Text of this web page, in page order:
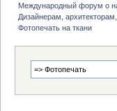
Международный форум о
Дизайнерам,
Фотопечать на ткани